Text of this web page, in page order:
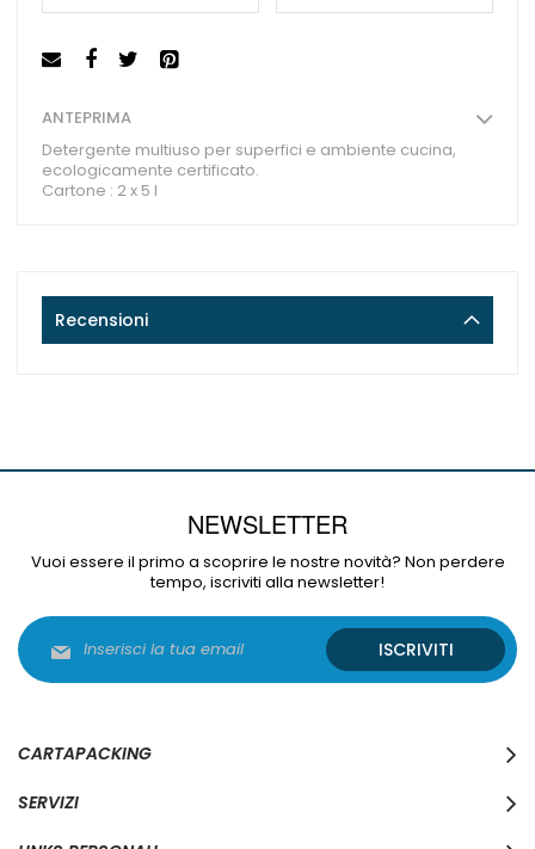
ANTEPRIMA
Detergente multiuso per superfici e ambiente cucina,
ecologicamente certificato.
Cartone : 2 x 5 l
Recensioni
NEWSLETTER
Vuoi essere il primo a scoprire le nostre novità? Non perdere
tempo, iscriviti alla newsletter!
alla
nostra
ISCRIVITI
CARTAPACKING
SERVIZI